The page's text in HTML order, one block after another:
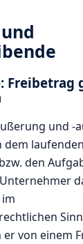
Freibetrag
und -
den
von einem